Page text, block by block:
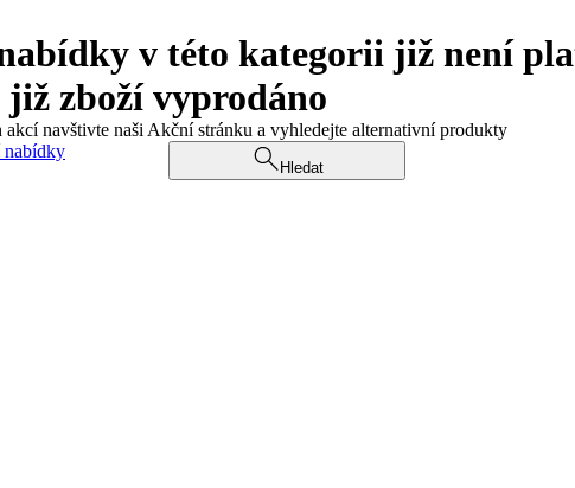
v této kategorii již není
již zboží vyprodáno
akcí navštivte naši Akční stránku a vyhledejte alternativní produkty
nabídky
Hledat